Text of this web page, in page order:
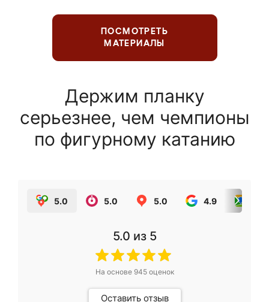
ПОСМОТРЕТЬ
МАТЕРИАЛЫ
Держим планку
серьезнее, чем чемпионы
по фигурному катанию
5.0 5.0 5.0 4.9
5.0 из 5
На основе 945оценок
Оставить отзыв